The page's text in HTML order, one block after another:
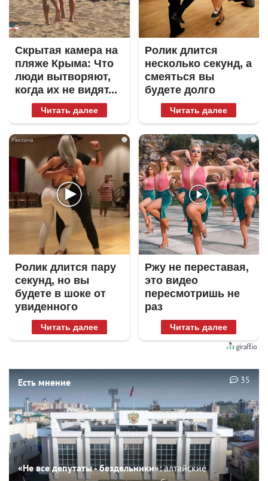
Скрытая камера на
пляже Крыма: Что
люди вытворяют,
когда их не видят...
Читать далее
Ролик длится
несколько секунд, а
смеяться вы
будете долго
Читать далее
i
Ролик длится пару
секунд, но вы
будете в шоке от
увиденного
Читать далее
i
Ржу не переставая,
это видео
пересмотришь не
раз
Читать далее
Есть мнение
«Не все депутаты - бездельники»:алтайские
35